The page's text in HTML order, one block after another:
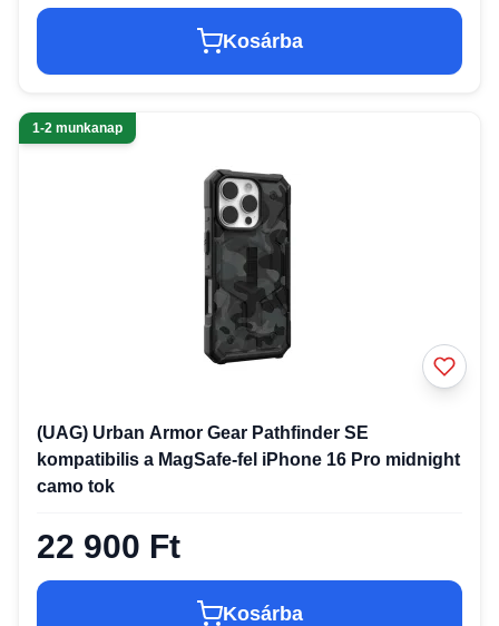
Kosárba
1-2 munkanap
(UAG) Urban Armor Gear Pathfinder SE
kompatibilis a MagSafe-fel iPhone 16 Pro midnight
camo tok
22 900 Ft
Kosárba